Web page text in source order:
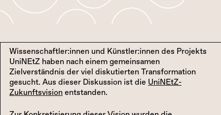
Wissenschaftler:innen und Künstler:innen des Projekts
UniNEtZ haben nach einem gemeinsamen
Zielverständnis der viel diskutierten Transformation
gesucht. Aus dieser Diskussion ist die UniNEtZ-
Zukunftsvision entstanden.